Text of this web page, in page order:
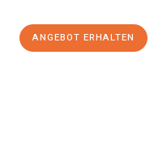
ANGEBOT ERHALTEN